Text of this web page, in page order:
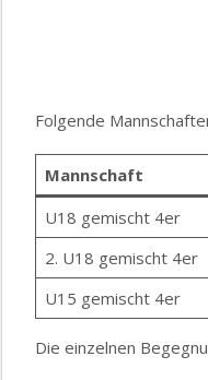
Folgende
Mannschaft
U18 gemischt 4er
2. U18 gemischt 4er
U15 gemischt 4er
Die einzelnen